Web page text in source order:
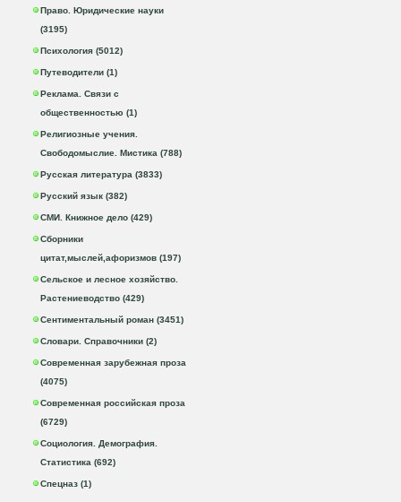
Право. Юридические науки
(3195)
Психология (5012)
Путеводители (1)
Реклама. Связи с
общественностью (1)
Религиозные учения.
Свободомыслие. Мистика (788)
Русская литература (3833)
Русский язык (382)
СМИ. Книжное дело (429)
Сборники
цитат,мыслей,афоризмов (197)
Сельское и лесное хозяйство.
Растениеводство (429)
Сентиментальный роман (3451)
Словари. Справочники (2)
Современная зарубежная проза
(4075)
Современная российская проза
(6729)
Социология. Демография.
Статистика (692)
Спецназ (1)